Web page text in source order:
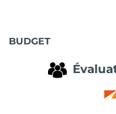
BUDGET